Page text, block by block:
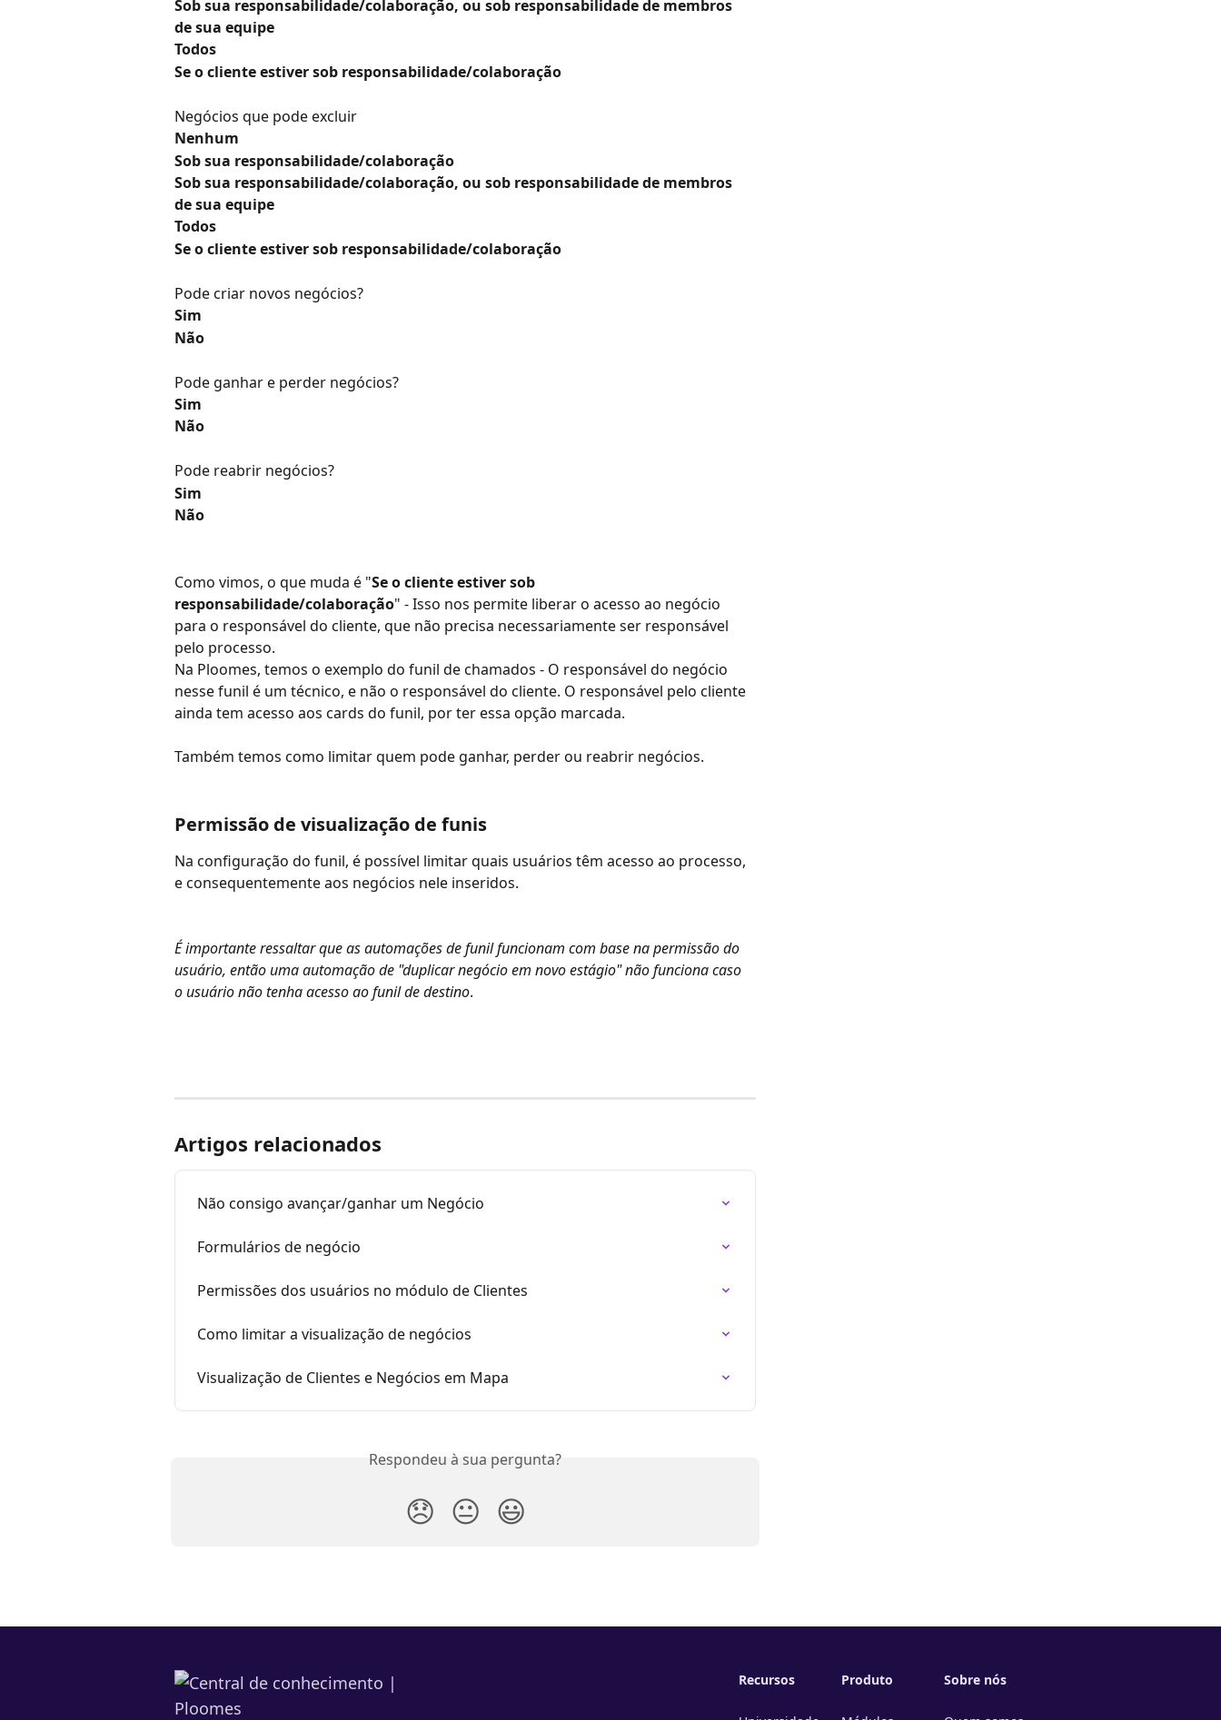
Sob sua responsabilidade/colaboração, ou sob responsabilidade de membros
de sua equipe
Todos
Se o cliente estiver sob responsabilidade/colaboração
Negócios que pode excluir
Nenhum
Sob sua responsabilidade/colaboração
Sob sua responsabilidade/colaboração, ou sob responsabilidade de membros
de sua equipe
Todos
Se o cliente estiver sob responsabilidade/colaboração
Pode criar novos negócios?
Sim
Não
Pode ganhar e perder negócios?
Sim
Não
Pode reabrir negócios?
Sim
Não
Como vimos, o que muda é "Se o cliente estiver sob
responsabilidade/colaboração" - Isso nos permite liberar o acesso ao negócio
para o responsável do cliente, que não precisa necessariamente ser responsável
pelo processo.
Na Ploomes, temos o exemplo do funil de chamados - O responsável do negócio
nesse funil é um técnico, e não o responsável do cliente. O responsável pelo cliente
ainda tem acesso aos cards do funil, por ter essa opção marcada.
Também temos como limitar quem pode ganhar, perder ou reabrir negócios.
Permissão de visualização de funis
Na configuração do funil, é possível limitar quais usuários têm acesso ao processo,
e consequentemente aos negócios nele inseridos.
É importante ressaltar que as automações de funil funcionam com base na permissão do
usuário, então uma automação de "duplicar negócio em novo estágio" não funciona caso
o usuário não tenha acesso ao funil de destino.
Artigos relacionados
Não consigo avançar/ganhar um Negócio
Formulários de negócio
Permissões dos usuários no módulo de Clientes
Como limitar a visualização de negócios
Visualização de Clientes e Negócios em Mapa
Respondeu à sua pergunta?
😞 😐 😃
Recursos Produto Sobre nós